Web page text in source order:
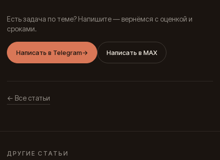
Есть задача по теме? Напишите — вернёмся с оценкой и
сроками.
Написать в Telegram→ Написать в MAX
← Все статьи
ДРУГИЕ СТАТЬИ